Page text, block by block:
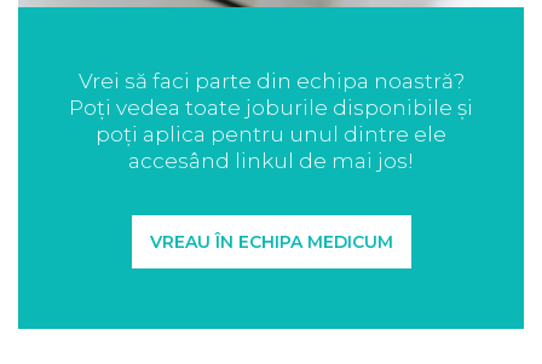
Vrei să faci parte din echipa noastră?
Poți vedea toate joburile disponibile și
poți aplica pentru unul dintre ele
accesând linkul de mai jos!
VREAU ÎN ECHIPA MEDICUM